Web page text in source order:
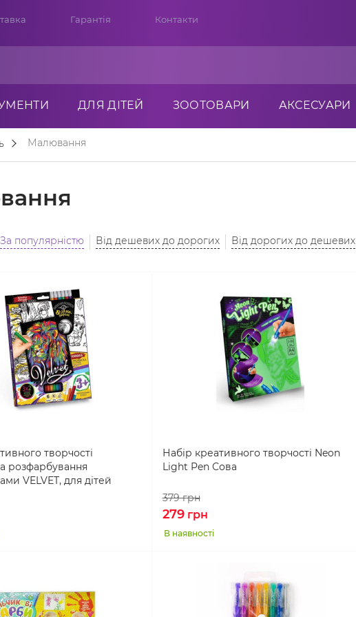
Гарантія Контакти
ДЛЯ ДІТЕЙ ЗООТОВАРИ АКСЕСУАРИ
Малювання
За популярністю Від дешевих до дорогих Від дорогих до дешевих
творчості
розфарбування
VELVET, для дітей
Набір креативного творчості Neon
Light Pen Сова
379грн
279грн
В наявності